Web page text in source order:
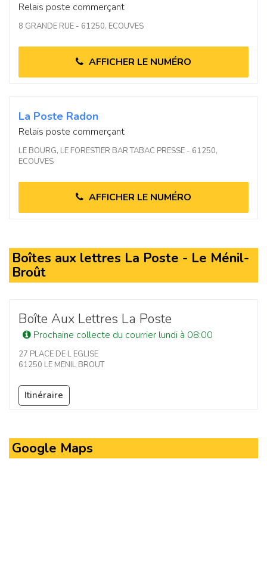
Relais poste commerçant
8 GRANDE RUE - 61250, ECOUVES
AFFICHER LE NUMÉRO
La Poste Radon
Relais poste commerçant
LE BOURG, LE FORESTIER BAR TABAC PRESSE - 61250,
ECOUVES
AFFICHER LE NUMÉRO
Boîtes aux lettres La Poste - Le Ménil-
Broût
Boîte Aux Lettres La Poste
Prochaine collecte du courrier lundi à 08:00
27 PLACE DE L EGLISE
61250 LE MENIL BROUT
Itinéraire
Google Maps